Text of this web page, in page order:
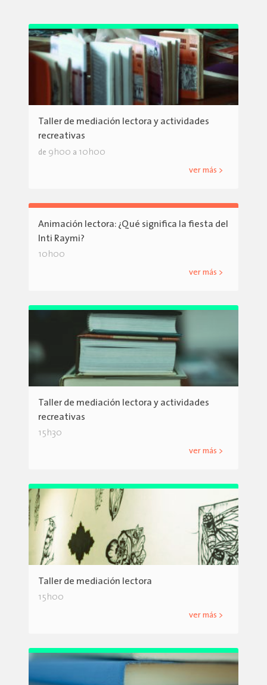
Taller de mediación lectora y actividades
recreativas
de 9h00 a 10h00
ver más >
Animación lectora: ¿Qué significa la fiesta del
Inti Raymi?
10h00
ver más >
Taller de mediación lectora y actividades
recreativas
15h30
ver más >
Taller de mediación lectora
15h00
ver más >